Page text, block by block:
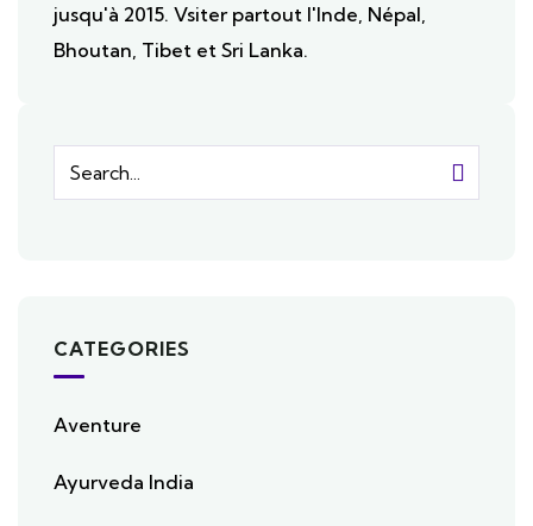
jusqu'à 2015. Vsiter partout l'Inde, Népal,
Bhoutan, Tibet et Sri Lanka.
CATEGORIES
Aventure
Ayurveda India